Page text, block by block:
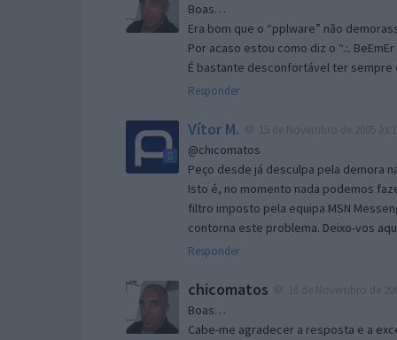
Boas…
Era bom que o “pplware” não
Por acaso estou como diz o “.:.
É bastante desconfortável ter sempre
Responder
Vítor M.
@chicomatos
Peço desde já desculpa pela demora
Isto é, no momento nada podemos
filtro imposto pela equipa MSN
contorna este problema. Deixo-vos
Responder
chicomatos
Boas…
Cabe-me agradecer a resposta e a